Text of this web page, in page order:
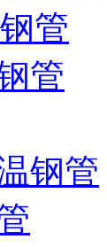
管
管
钢管